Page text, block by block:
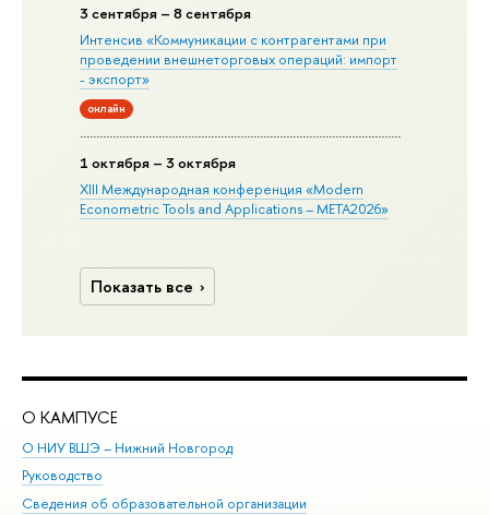
3 сентября – 8 сентября
Интенсив «Коммуникации с контрагентами при
проведении внешнеторговых операций: импорт
- экспорт»
онлайн
1 октября – 3 октября
XIII Международная конференция «Modern
Econometric Tools and Applications – META2026»
Показать все
О КАМПУСЕ
О НИУ ВШЭ – Нижний Новгород
Руководство
Сведения об образовательной организации